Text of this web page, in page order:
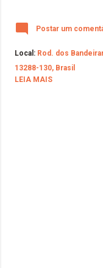
Postar um
Local: Rod. dos
13288-130, Brasil
LEIA MAIS